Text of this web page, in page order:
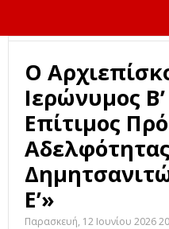
Ο
Ιερώνυμος
Επίτιμος
Αδελφότητας
Ε’»
Παρασκευή, 12 Ιουνίου 2026